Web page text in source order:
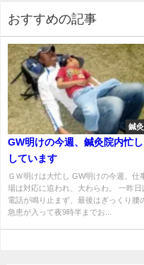
おすすめの記事
鍼
GW明けの今週、鍼灸院内忙し
しています
ＧＷ明けは大忙し GW明けの今週。仕
場は対応に追われ、大わらわ。 一昨日
電話が鳴り止まず、最後はぎっくり腰
急患が入って夜9時半までお...